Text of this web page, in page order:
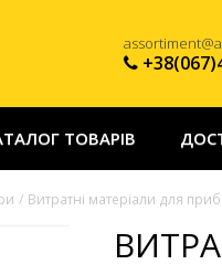
ТОВАРІВ
Витратні матеріали для